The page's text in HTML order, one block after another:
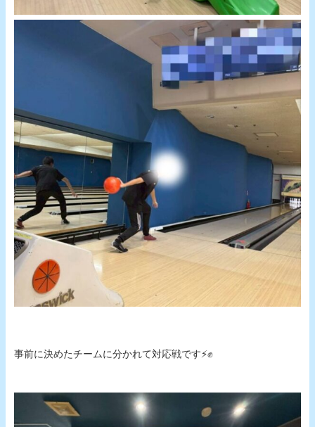
事前に決めたチームに分かれて対応戦です⚡✊